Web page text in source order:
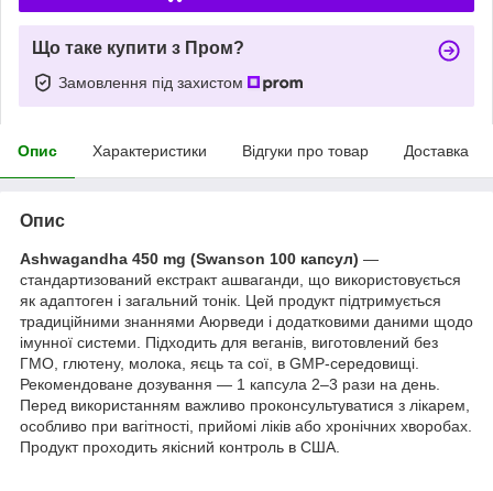
Що таке купити з Пром?
Замовлення під захистом
Опис Характеристики Відгуки про товар Доставка
Опис
Ashwagandha 450 mg (Swanson 100 капсул) —
стандартизований екстракт ашваганди, що використовується
як адаптоген і загальний тонік. Цей продукт підтримується
традиційними знаннями Аюрведи і додатковими даними щодо
імунної системи. Підходить для веганів, виготовлений без
ГМО, глютену, молока, яєць та сої, в GMP-середовищі.
Рекомендоване дозування — 1 капсула 2–3 рази на день.
Перед використанням важливо проконсультуватися з лікарем,
особливо при вагітності, прийомі ліків або хронічних хворобах.
Продукт проходить якісний контроль в США.